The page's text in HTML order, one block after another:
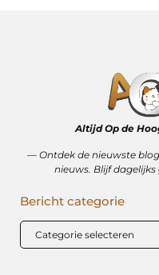
Altijd Op de
–– Ontdek de nieuwste
nieuws. Blijf
Bericht categorie